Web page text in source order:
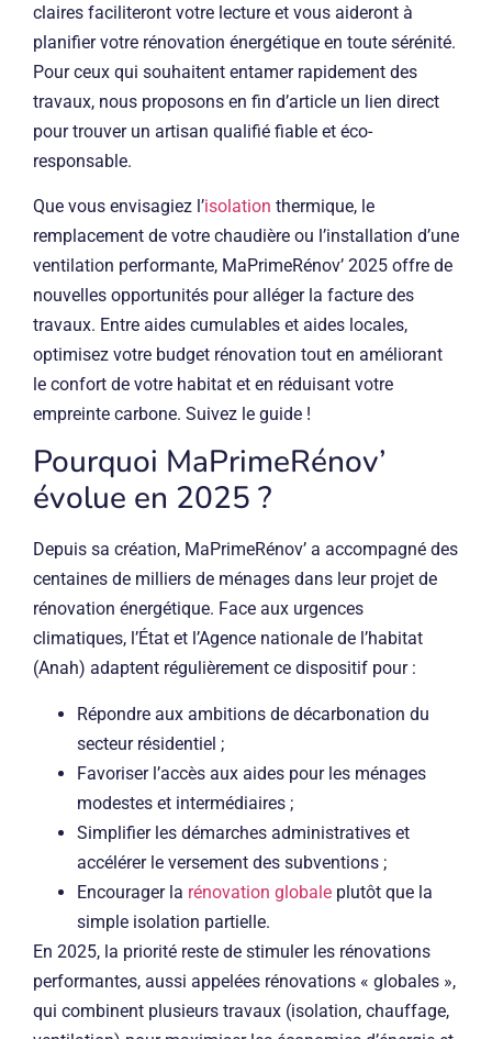
claires faciliteront votre lecture et vous aideront à
planifier votre rénovation énergétique en toute sérénité.
Pour ceux qui souhaitent entamer rapidement des
travaux, nous proposons en fin d’article un lien direct
pour trouver un artisan qualifié fiable et éco-
responsable.
Que vous envisagiez l’isolation thermique, le
remplacement de votre chaudière ou l’installation d’une
ventilation performante, MaPrimeRénov’ 2025 offre de
nouvelles opportunités pour alléger la facture des
travaux. Entre aides cumulables et aides locales,
optimisez votre budget rénovation tout en améliorant
le confort de votre habitat et en réduisant votre
empreinte carbone. Suivez le guide !
Pourquoi MaPrimeRénov’
évolue en 2025 ?
Depuis sa création, MaPrimeRénov’ a accompagné des
centaines de milliers de ménages dans leur projet de
rénovation énergétique. Face aux urgences
climatiques, l’État et l’Agence nationale de l’habitat
(Anah) adaptent régulièrement ce dispositif pour :
Répondre aux ambitions de décarbonation du
secteur résidentiel ;
Favoriser l’accès aux aides pour les ménages
modestes et intermédiaires ;
Simplifier les démarches administratives et
accélérer le versement des subventions ;
Encourager la rénovation globale plutôt que la
simple isolation partielle.
En 2025, la priorité reste de stimuler les rénovations
performantes, aussi appelées rénovations « globales »,
qui combinent plusieurs travaux (isolation, chauffage,